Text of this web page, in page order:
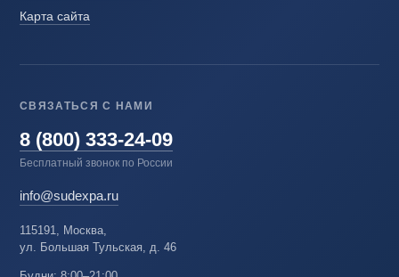
Карта сайта
СВЯЗАТЬСЯ С НАМИ
8 (800) 333-24-09
Бесплатный звонок по России
info@sudexpa.ru
115191, Москва,
ул. Большая Тульская, д. 46